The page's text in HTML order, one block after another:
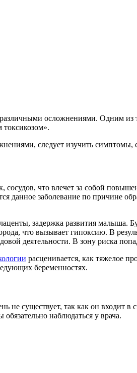
осложнениями. Одним из
токсикозом».
следует изучить
что влечет за собой
данное заболевание по причине
задержка развития малыша.
что вызывает гипоксию. В
деятельности. В зону риска
расценивается, как тяжелое
беременностях.
не существует, так как он
наблюдаться у врача.